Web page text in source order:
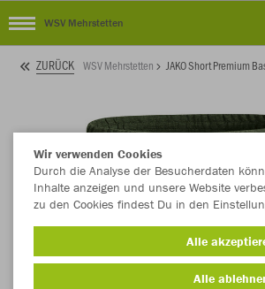
WSV Mehrstetten
ZURÜCK WSV Mehrstetten JAKO Short Premium
Wir verwenden Cookies
Durch die Analyse der Besucherdaten
Inhalte anzeigen und unsere Website
zu den Cookies findest Du in den
Alle
Alle